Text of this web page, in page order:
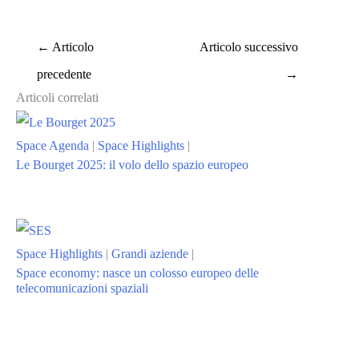
← Articolo
precedente
Articolo successivo
→
Articoli correlati
Space Agenda | Space Highlights |
Le Bourget 2025: il volo dello spazio europeo
Space Highlights | Grandi aziende |
Space economy: nasce un colosso europeo delle
telecomunicazioni spaziali